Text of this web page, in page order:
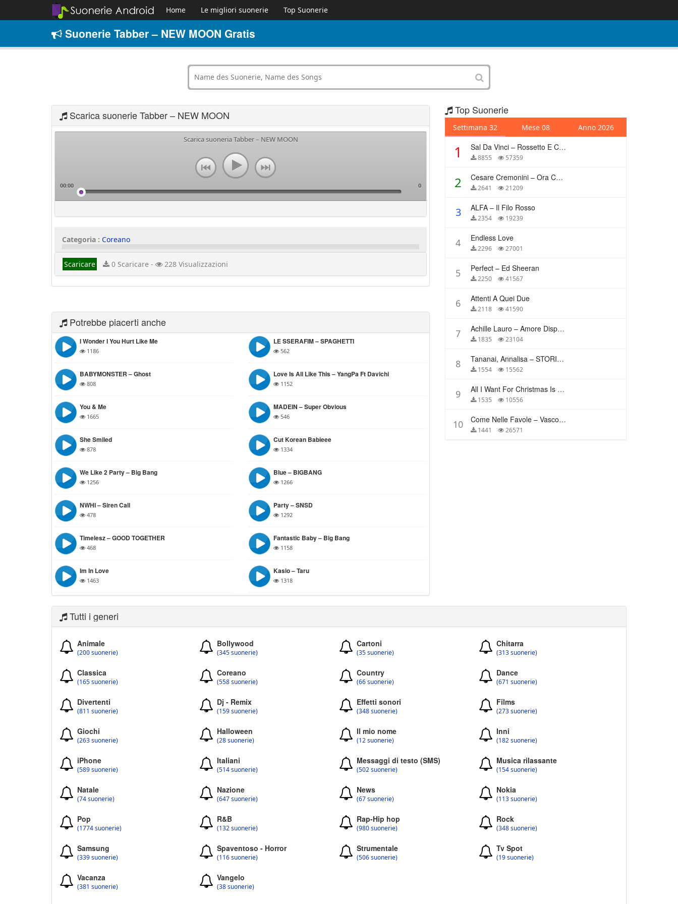
Home Le migliori suonerie Top Suonerie
Suonerie Tabber – NEW MOON Gratis
Scarica suonerie Tabber – NEW MOON
Scarica suoneria Tabber – NEW MOON
00:00 0
Categoria : Coreano
Scaricare 0 Scaricare - 228 Visualizzazioni
Potrebbe piacerti anche
I Wonder I You Hurt Like Me
1186
LE SSERAFIM – SPAGHETTI
562
BABYMONSTER – Ghost
808
Love Is All Like This – YangPa Ft Davichi
1152
You & Me
1665
MADEIN – Super Obvious
546
She Smiled
878
Cut Korean Babieee
1334
We Like 2 Party – Big Bang
1256
Blue – BIGBANG
1266
NWHI – Siren Call
478
Party – SNSD
1292
Timelesz – GOOD TOGETHER
468
Fantastic Baby – Big Bang
1158
Im In Love
1463
Kasio – Taru
1318
Top Suonerie
Settimana 32 Mese 08 Anno 2026
1 Sal Da Vinci – Rossetto E Caffè
8855 57359
2 Cesare Cremonini – Ora Che Non Ho Più Te
2641 21209
3 ALFA – Il Filo Rosso
2354 19239
4 Endless Love
2296 27001
5 Perfect – Ed Sheeran
2250 41567
6 Attenti A Quei Due
2118 41590
7 Achille Lauro – Amore Disperato
1835 23104
8 Tananai, Annalisa – STORIE BREVI
1554 15562
9 All I Want For Christmas Is You – Mariah Carey
1535 10556
10 Come Nelle Favole – Vasco Rossi
1441 26571
Tutti i generi
Animale
(200 suonerie)
Bollywood
(345 suonerie)
Cartoni
(35 suonerie)
Chitarra
(313 suonerie)
Classica
(165 suonerie)
Coreano
(558 suonerie)
Country
(66 suonerie)
Dance
(671 suonerie)
Divertenti
(811 suonerie)
Dj - Remix
(159 suonerie)
Effetti sonori
(348 suonerie)
Films
(273 suonerie)
Giochi
(263 suonerie)
Halloween
(28 suonerie)
Il mio nome
(12 suonerie)
Inni
(182 suonerie)
iPhone
(589 suonerie)
Italiani
(514 suonerie)
Messaggi di testo (SMS)
(502 suonerie)
Musica rilassante
(154 suonerie)
Natale
(74 suonerie)
Nazione
(647 suonerie)
News
(67 suonerie)
Nokia
(113 suonerie)
Pop
(1774 suonerie)
R&B
(132 suonerie)
Rap-Hip hop
(980 suonerie)
Rock
(348 suonerie)
Samsung
(339 suonerie)
Spaventoso - Horror
(116 suonerie)
Strumentale
(506 suonerie)
Tv Spot
(19 suonerie)
Vacanza
(381 suonerie)
Vangelo
(38 suonerie)